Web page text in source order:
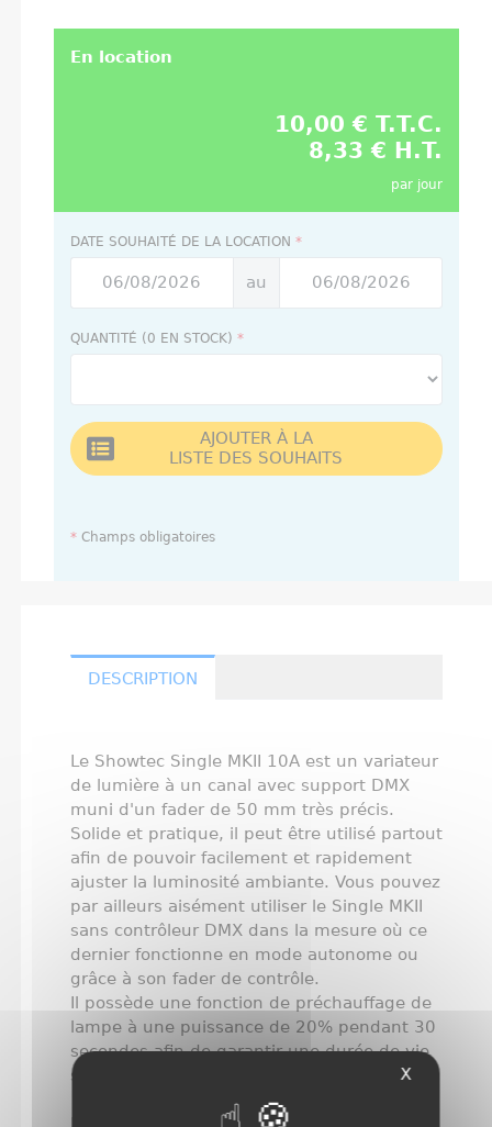
En location
10,00 € T.T.C.
8,33 € H.T.
par jour
DATE SOUHAITÉ DE LA LOCATION *
au
QUANTITÉ (0 EN STOCK) *
AJOUTER À LA
LISTE DES SOUHAITS
*Champs obligatoires
DESCRIPTION
Le Showtec Single MKII 10A est un variateur
de lumière à un canal avec support DMX
muni d'un fader de 50 mm très précis.
Solide et pratique, il peut être utilisé partout
afin de pouvoir facilement et rapidement
ajuster la luminosité ambiante. Vous pouvez
par ailleurs aisément utiliser le Single MKII
sans contrôleur DMX dans la mesure où ce
dernier fonctionne en mode autonome ou
grâce à son fader de contrôle.
Il possède une fonction de préchauffage de
lampe à une puissance de 20% pendant 30
secondes afin de garantir une durée de vie
supérieur de la lampe
X